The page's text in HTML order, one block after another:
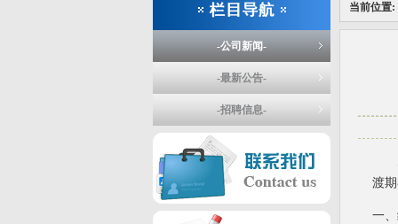
-公司新闻-
-最新公告-
-招聘信息-
当前位置:
渡
一